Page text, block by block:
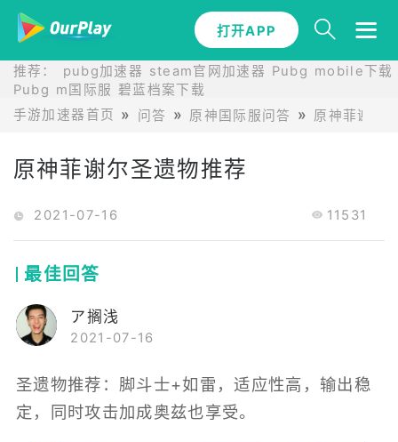
打开APP
推荐： pubg加速器 steam官网加速器 Pubg mobile下载
Pubg m国际服 碧蓝档案下载
手游加速器首页
问答 原神国际服问答 原神菲谢尔
原神菲谢尔圣遗物推荐
2021-07-16 11531
最佳回答
ア搁浅
2021-07-16
圣遗物推荐：脚斗士+如雷，适应性高，输出稳
定，同时攻击加成奥兹也享受。